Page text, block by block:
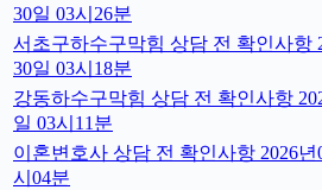
30일 03시26분
서초구하수구막힘 상담 전 확인사항
30일 03시18분
강동하수구막힘 상담 전 확인사항
일 03시11분
이혼변호사 상담 전 확인사항 2026년
시04분